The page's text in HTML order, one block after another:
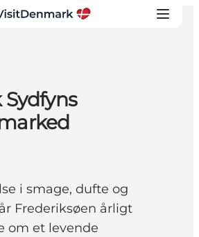
i smage, dufte og
Frederiksøen årligt
om et levende